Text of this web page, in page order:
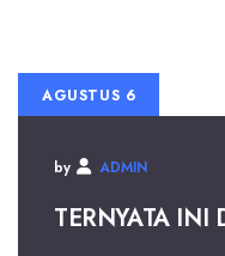
AGUSTUS 6
by ADMIN
TERNYATA